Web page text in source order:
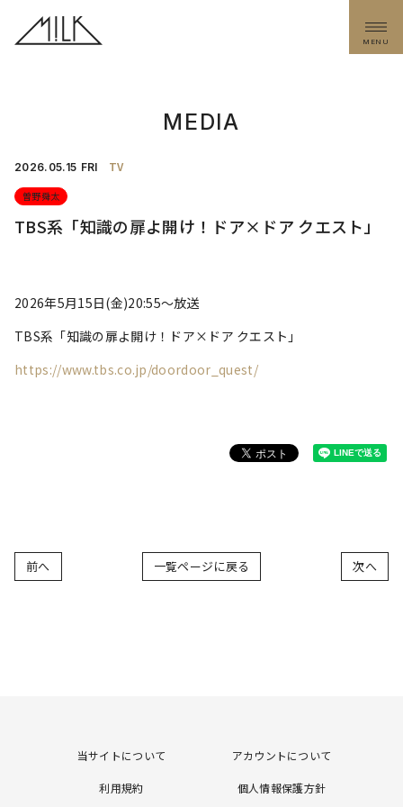
MENU
MEDIA
2026. 05.15 FRI TV
曽野舜太
TBS系「知識の扉よ開け！ドア×ドア クエスト」
2026年5月15日(金)20:55〜放送
TBS系「知識の扉よ開け！ドア×ドア クエスト」
https://www.tbs.co.jp/doordoor_quest/
次へ
一覧ページに戻る
前へ
当サイトについて アカウントについて
利用規約 個人情報保護方針